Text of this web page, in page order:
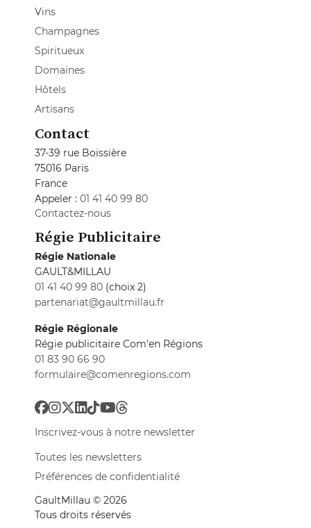
Vins
Champagnes
Spiritueux
Domaines
Hôtels
Artisans
Contact
37-39 rue Boissière
75016 Paris
France
Appeler : 01 41 40 99 80
Contactez-nous
Régie Publicitaire
Régie Nationale
GAULT&MILLAU
01 41 40 99 80 (choix 2)
partenariat@gaultmillau.fr
Régie Régionale
Régie publicitaire Com'en Régions
01 83 90 66 90
formulaire@comenregions.com
Inscrivez-vous à notre newsletter
Toutes les newsletters
Préférences de confidentialité
GaultMillau © 2026
Tous droits réservés